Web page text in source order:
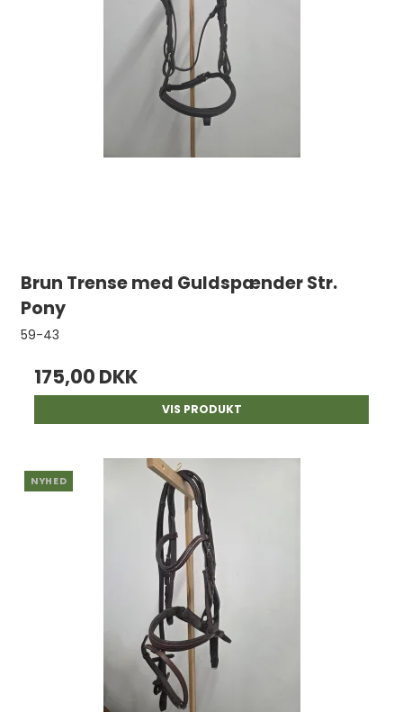
Brun Trense med Guldspænder Str.
Pony
59-43
175,00 DKK
VIS PRODUKT
NYHED